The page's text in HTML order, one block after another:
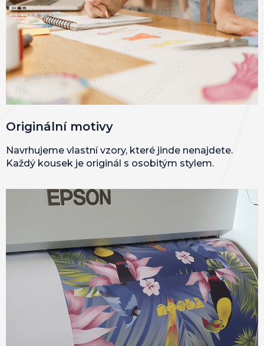
Originální motivy
Navrhujeme vlastní vzory, které jinde nenajdete.
Každý kousek je originál s osobitým stylem.